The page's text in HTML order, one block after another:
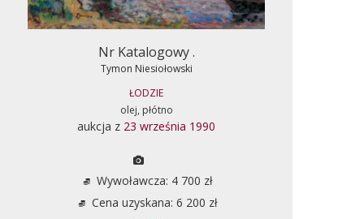
Nr Katalogowy .
Tymon Niesiołowski
ŁODZIE
olej, płótno
aukcja z 23 września 1990
Wywoławcza: 4 700 zł
Cena uzyskana: 6 200 zł